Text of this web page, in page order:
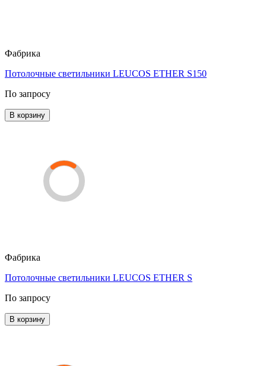
Фабрика
Потолочные светильники LEUCOS ETHER S150
По запросу
В корзину
Фабрика
Потолочные светильники LEUCOS ETHER S
По запросу
В корзину